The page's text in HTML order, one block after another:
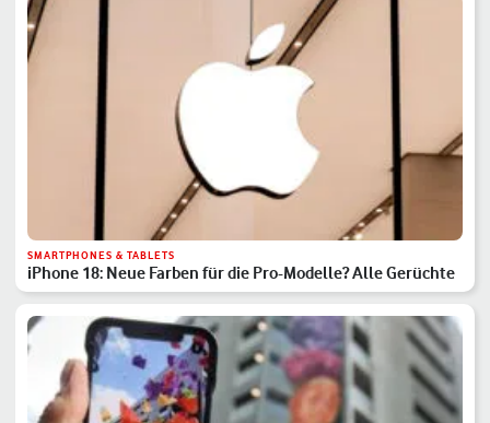
SMARTPHONES & TABLETS
iPhone 18: Neue Farben für die Pro-Modelle? Alle Gerüchte